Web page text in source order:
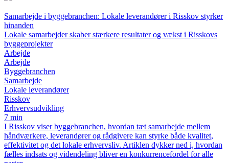
Samarbejde i byggebranchen: Lokale leverandører i Risskov styrker
hinanden
Lokale samarbejder skaber stærkere resultater og vækst i Risskovs
byggeprojekter
Arbejde
Arbejde
Byggebranchen
Samarbejde
Lokale leverandører
Risskov
Erhvervsudvikling
7 min
I Risskov viser byggebranchen, hvordan tæt samarbejde mellem
håndværkere, leverandører og rådgivere kan styrke både kvalitet,
effektivitet og det lokale erhvervsliv. Artiklen dykker ned i, hvordan
fælles indsats og videndeling bliver en konkurrencefordel for alle